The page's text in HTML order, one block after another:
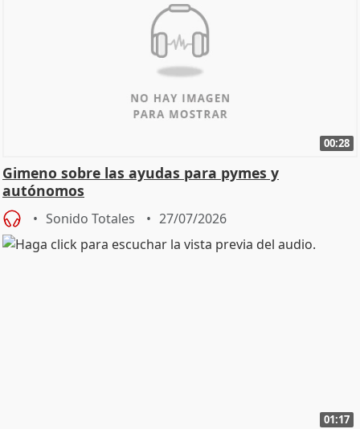
00:28
Gimeno sobre las ayudas para pymes y
autónomos
Sonido Totales 27/07/2026
01:17